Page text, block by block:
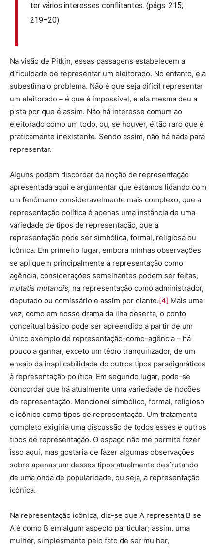
ter vários interesses conflitantes. (págs. 215;
219–20)
Na visão de Pitkin, essas passagens estabelecem a
dificuldade de representar um eleitorado. No entanto, ela
subestima o problema. Não é que seja difícil representar
um eleitorado – é que é impossível, e ela mesma deu a
pista por que é assim. Não há interesse comum ao
eleitorado como um todo, ou, se houver, é tão raro que é
praticamente inexistente. Sendo assim, não há nada para
representar.
Alguns podem discordar da noção de representação
apresentada aqui e argumentar que estamos lidando com
um fenômeno consideravelmente mais complexo, que a
representação política é apenas uma instância de uma
variedade de tipos de representação, que a
representação pode ser simbólica, formal, religiosa ou
icônica. Em primeiro lugar, embora minhas observações
se apliquem principalmente à representação como
agência, considerações semelhantes podem ser feitas,
mutatis mutandis, na representação como administrador,
deputado ou comissário e assim por diante. [4] Mais uma
vez, como em nosso drama da ilha deserta, o ponto
conceitual básico pode ser apreendido a partir de um
único exemplo de representação-como-agência – há
pouco a ganhar, exceto um tédio tranquilizador, de um
ensaio da inaplicabilidade do outros tipos paradigmáticos
à representação política. Em segundo lugar, pode-se
concordar que há atualmente uma variedade de noções
de representação. Mencionei simbólico, formal, religioso
e icônico como tipos de representação. Um tratamento
completo exigiria uma discussão de todos esses e outros
tipos de representação. O espaço não me permite fazer
isso aqui, mas gostaria de fazer algumas observações
sobre apenas um desses tipos atualmente desfrutando
de uma onda de popularidade, ou seja, a representação
icônica.
Na representação icônica, diz-se que A representa B se
A é como B em algum aspecto particular; assim, uma
mulher, simplesmente pelo fato de ser mulher,